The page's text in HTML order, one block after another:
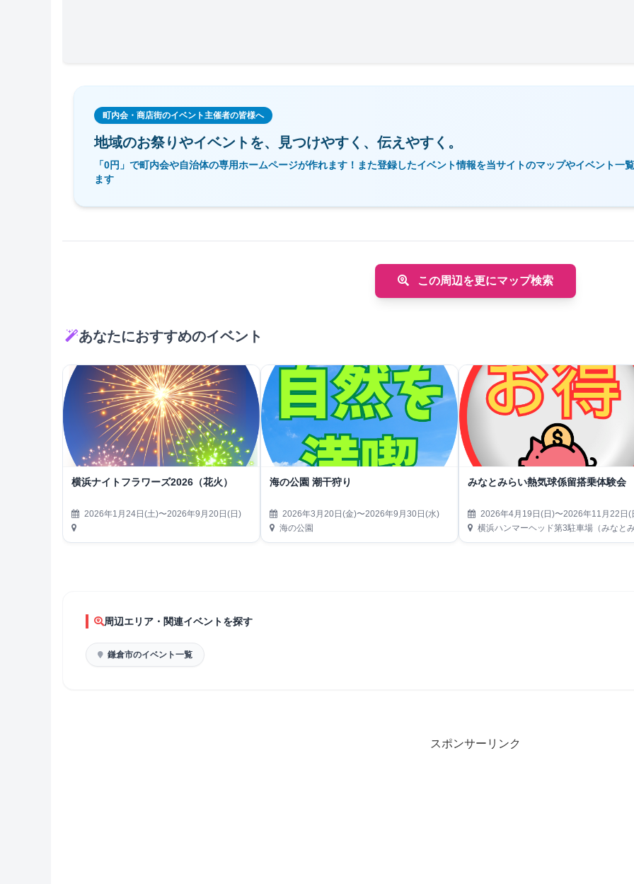
町内会・商店街のイベント主催者の皆様へ
地域のお祭りやイベントを、 見つけやすく、伝えやすく。
「0円」で町内会や自治体の専用ホームページが作れます！また登録したイベント情報を当サイトのマップやイベント一
ます
この周辺を更にマップ検索
あなたにおすすめのイベント
横浜ナイトフラワーズ2026（花火）
2026年1月24日(土)〜2026年9月20日(日)
海の公園 潮干狩り
2026年3月20日(金)〜2026年9月30日(水)
海の公園
みなとみらい熱気球係留搭乗体験会
2026年4月19日(日)〜2026年11月22日(
横浜ハンマーヘッド第3駐車場（みなとみらい21地区
周辺エリア・関連イベントを探す
鎌倉市のイベント一覧
スポンサーリンク